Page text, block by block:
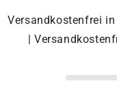
Versandkostenfrei
|
zum
Inhalt